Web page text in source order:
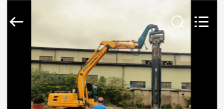
CASA
PRODUTOS
Machinery
Co.,